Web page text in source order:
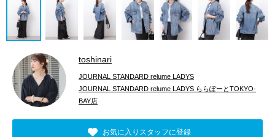
toshinari
JOURNAL STANDARD relume LADYS
JOURNAL STANDARD relume LADYS ららぽーとTOKYO-
BAY店
お気に入りスタッフに登録